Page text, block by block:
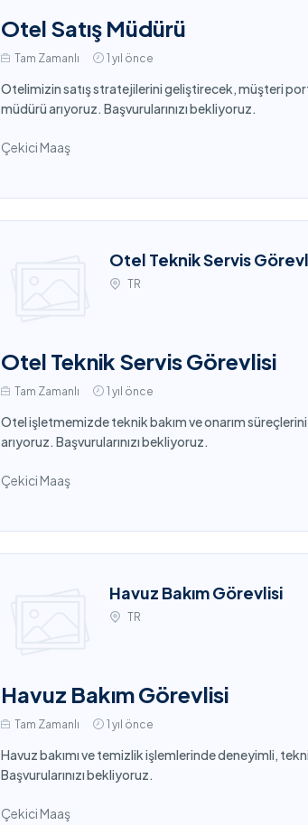
Otel Satış Müdürü
Tam Zamanlı 1 yıl önce
Otelimizin satış stratejilerini geliştirecek, müşteri
müdürü arıyoruz. Başvurularınızı bekliyoruz.
Çekici Maaş
Otel Teknik Servis
TR
Otel Teknik Servis Görevlisi
Tam Zamanlı 1 yıl önce
Otel işletmemizde teknik bakım ve onarım
arıyoruz. Başvurularınızı bekliyoruz.
Çekici Maaş
Havuz Bakım Görevlisi
TR
Havuz Bakım Görevlisi
Tam Zamanlı 1 yıl önce
Havuz bakımı ve temizlik işlemlerinde deneyimli,
Başvurularınızı bekliyoruz.
Çekici Maaş